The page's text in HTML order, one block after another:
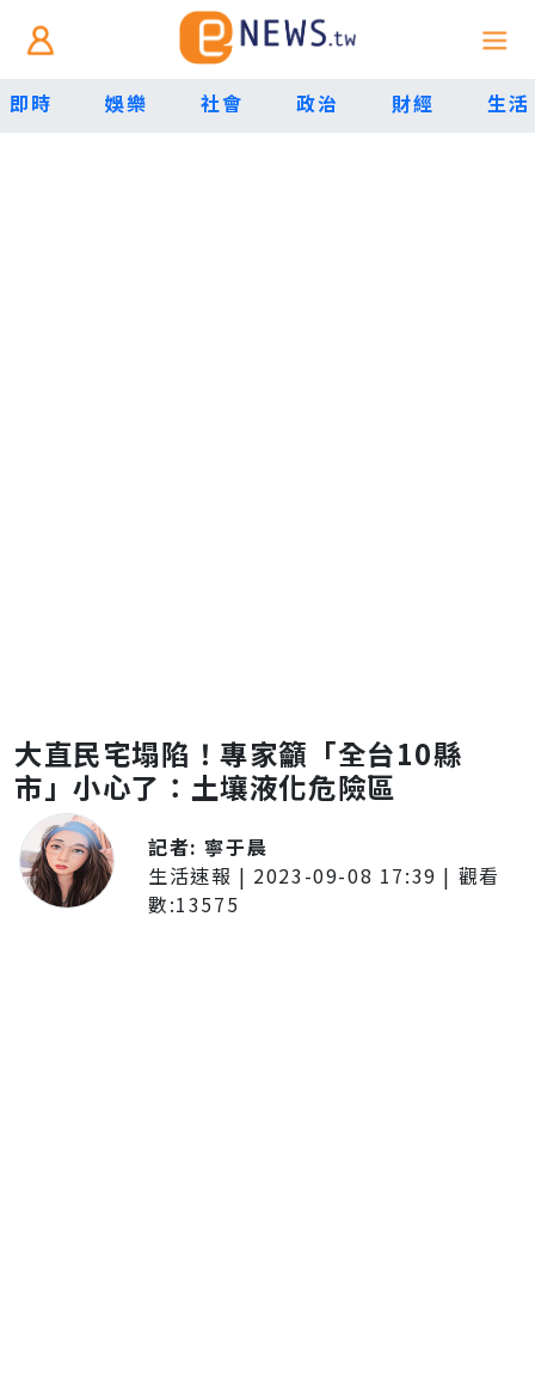
即時 娛樂 社會 政治 財經 生活
大直民宅塌陷！專家籲「全台10縣
市」小心了：土壤液化危險區
記者: 寧于晨
生活速報 | 2023-09-08 17:39 | 觀看
數:13575